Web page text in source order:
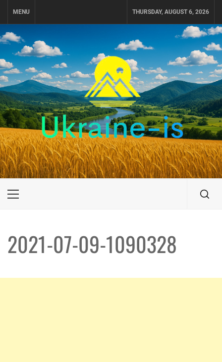
MENU THURSDAY, AUGUST 6, 2026
UKRAINE-IS
ПОДОРОЖI ПО УКРАЇНІ
Primary
2021-07-09-1090328